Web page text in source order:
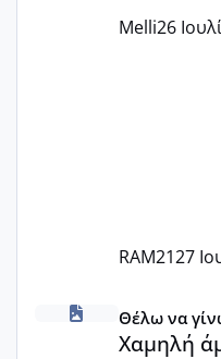
Εγώ πήγα σε
Melli26
RAM2127
Χαμηλή άμη
Θέλω να
Χαμηλή